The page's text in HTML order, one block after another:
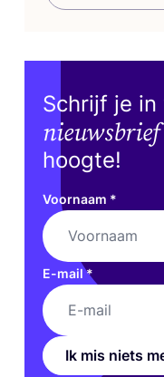
Schrijf je in
nieuwsbrief
hoogte!
Voornaam *
E-mail*
Ik mis niets